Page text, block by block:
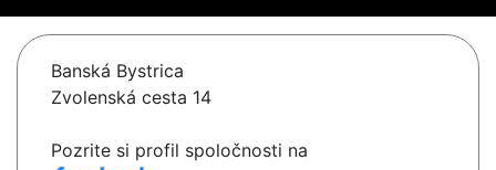
Banská Bystrica
Zvolenská cesta 14
Pozrite si profil spoločnosti na